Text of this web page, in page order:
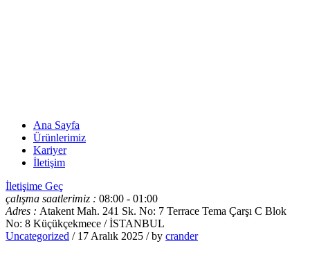
Ana Sayfa
Ürünlerimiz
Kariyer
İletişim
İletişime Geç
çalışma saatlerimiz : 08:00 - 01:00
Adres : Atakent Mah. 241 Sk. No: 7 Terrace Tema Çarşı C Blok
No: 8 Küçükçekmece / İSTANBUL
Uncategorized / 17 Aralık 2025 / by crander